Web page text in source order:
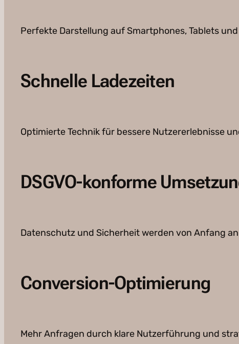
Perfekte Darstellung auf Smartphones, Tablets
Schnelle Ladezeiten
Optimierte Technik für bessere Nutzererlebnisse
DSGVO-konforme
Datenschutz und Sicherheit werden von Anfang
Conversion-Optimierung
Mehr Anfragen durch klare Nutzerführung und